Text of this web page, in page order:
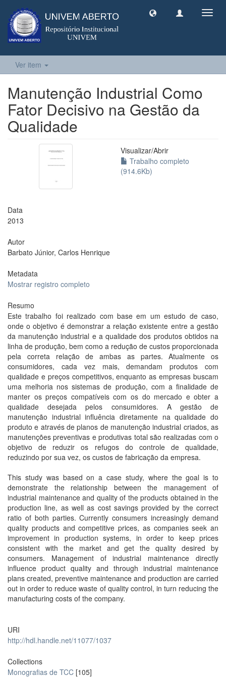
Ver item
Manutenção Industrial Como
Fator Decisivo na Gestão da
Qualidade
Visualizar/Abrir
Trabalho completo
(914.6Kb)
Data
2013
Autor
Barbato Júnior, Carlos Henrique
Metadata
Mostrar registro completo
Resumo
Este trabalho foi realizado com base em um estudo de caso,
onde o objetivo é demonstrar a relação existente entre a gestão
da manutenção industrial e a qualidade dos produtos obtidos na
linha de produção, bem como a redução de custos proporcionada
pela correta relação de ambas as partes. Atualmente os
consumidores, cada vez mais, demandam produtos com
qualidade e preços competitivos, enquanto as empresas buscam
uma melhoria nos sistemas de produção, com a finalidade de
manter os preços compatíveis com os do mercado e obter a
qualidade desejada pelos consumidores. A gestão de
manutenção industrial influência diretamente na qualidade do
produto e através de planos de manutenção industrial criados, as
manutenções preventivas e produtivas total são realizadas com o
objetivo de reduzir os refugos do controle de qualidade,
reduzindo por sua vez, os custos de fabricação da empresa.
This study was based on a case study, where the goal is to
demonstrate the relationship between the management of
industrial maintenance and quality of the products obtained in the
production line, as well as cost savings provided by the correct
ratio of both parties. Currently consumers increasingly demand
quality products and competitive prices, as companies seek an
improvement in production systems, in order to keep prices
consistent with the market and get the quality desired by
consumers. Management of industrial maintenance directly
influence product quality and through industrial maintenance
plans created, preventive maintenance and production are carried
out in order to reduce waste of quality control, in turn reducing the
manufacturing costs of the company.
URI
http://hdl.handle.net/11077/1037
Collections
Monografias de TCC [105]